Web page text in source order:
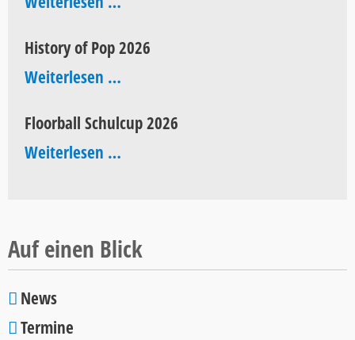
History of Pop 2026
Weiterlesen …History
Pop
2026
Floorball Schulcup 2026
Weiterlesen …Floorball
Auf einen Blick
Navigation
News
Termine